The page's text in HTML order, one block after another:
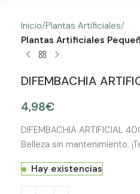
Inicio Plantas Artificiales
Plantas Artificiales
DIFEMBACHIA
4,98€
DIFEMBACHIA ARTIFICIAL
Belleza sin mantenimiento.
Hay existencias